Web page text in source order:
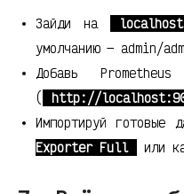
Зайди на
умолчанию — admin/
Добавь
(
http://
Импортируй готовые
Exporter Full
или